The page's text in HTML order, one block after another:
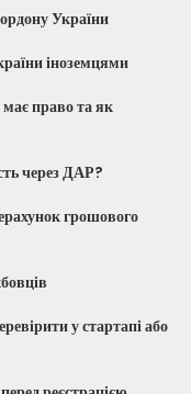
України
іноземцями
право та як
через ДАР?
грошового
у стартапі або